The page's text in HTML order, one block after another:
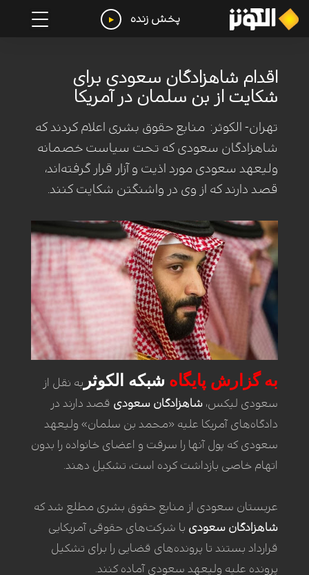
پخش زنده
اقدام شاهزادگان سعودی برای
شکایت از بن سلمان در آمریکا
تهران- الکوثر: منابع حقوق بشری اعلام کردند که
شاهزادگان سعودی که تحت سیاست خصمانه
ولیعهد سعودی مورد اذیت و آزار قرار گرفته‌اند،
قصد دارند که از وی در واشنگتن شکایت کنند.
به گزارش پایگاه شبکه الکوثر به نقل از
سعودی لیکس، شاهزادگان سعودی قصد دارند در
دادگاه‌های آمریکا علیه «محمد بن سلمان» ولیعهد
سعودی که پول آنها را سرقت و اعضای خانواده را بدون
اتهام خاصی بازداشت کرده است، تشکیل دهند.
عربستان سعودی از منابع حقوق بشری مطلع شد که
شاهزادگان سعودی با شرکت‌های حقوقی آمریکایی
قرارداد بستند تا پرونده‌های قضایی را برای تشکیل
پرونده علیه ولیعهد سعودی آماده کنند.